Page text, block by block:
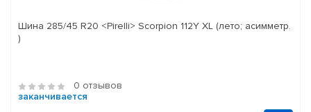
Шина 285/45 R20 <Pirelli> Scorpion 112Y XL (лето; асимметр.
)
0 отзывов
заканчивается